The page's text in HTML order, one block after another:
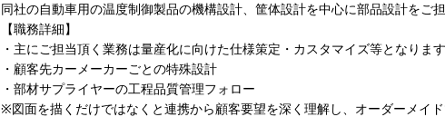
同社の自動車用の温度制御製品の機構設計、筐体設計を中心に部品設計をご担
【職務詳細】
・主にご担当頂く業務は量産化に向けた仕様策定・カスタマイズ等となります
・顧客先カーメーカーごとの特殊設計
・部材サプライヤーの工程品質管理フォロー
※図面を描くだけではなくと連携から顧客要望を深く理解し、オーダーメイド